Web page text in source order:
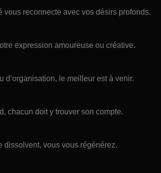
reconnecte avec vos désirs profonds.
expression amoureuse ou créative.
d’organisation, le meilleur est à venir.
chacun doit y trouver son compte.
dissolvent, vous vous régénérez.